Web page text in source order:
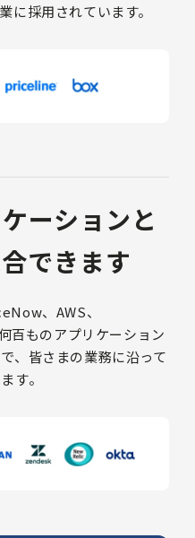
採用されています。
ーションと
できます
、AWS、
百ものアプリケーション
、皆さまの業務に沿って
す。